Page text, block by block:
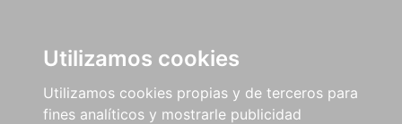
Utilizamos cookies
Utilizamos cookies propias y de terceros para
fines analíticos y mostrarle publicidad